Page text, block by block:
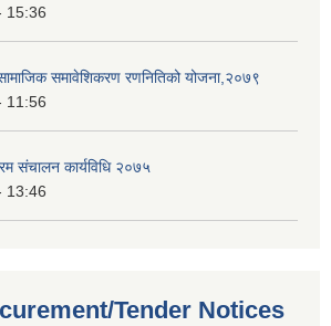
15:36
समावेशिकरण रणनितिको योजना,२०७९
11:56
संचालन कार्यविधि २०७५
13:46
Tender Notices